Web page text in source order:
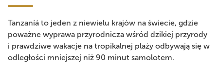
Tanzaníá to jeden z niewielu krajów na świecie, gdzie
poważne wyprawa przyrodnicza wśród dzikiej przyrody
i prawdziwe wakacje na tropikalnej plaży odbywają się w
odległości mniejszej niż 90 minut samolotem.